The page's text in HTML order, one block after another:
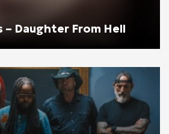
– Daughter From Hell